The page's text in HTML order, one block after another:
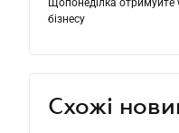
Щопонеділка отримуйте
бізнесу
Схожі